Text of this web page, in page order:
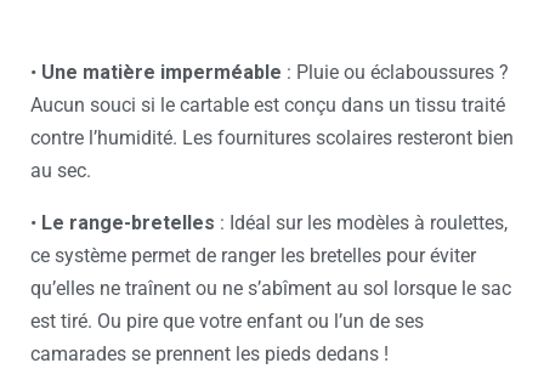
• Une matière imperméable : Pluie ou éclaboussures ?
Aucun souci si le cartable est conçu dans un tissu traité
contre l’humidité. Les fournitures scolaires resteront bien
au sec.
• Le range-bretelles : Idéal sur les modèles à roulettes,
ce système permet de ranger les bretelles pour éviter
qu’elles ne traînent ou ne s’abîment au sol lorsque le sac
est tiré. Ou pire que votre enfant ou l’un de ses
camarades se prennent les pieds dedans !